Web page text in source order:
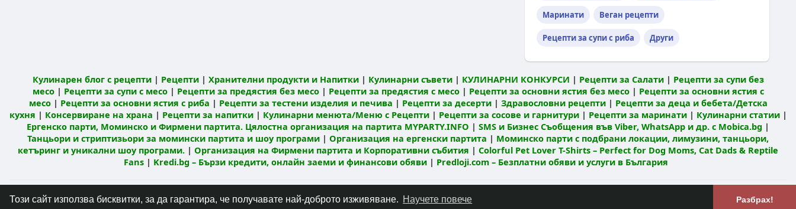
Този сайт използва бисквитки, за да гарантира, че получавате най-доброто изживяване. Научете повече Разбрах!
Маринати Веган рецепти
Рецепти за супи с риба Други
Кулинарен блог с рецепти| Рецепти| Хранителни продукти и Напитки| Кулинарни съвети| КУЛИНАРНИ КОНКУРСИ | Рецепти за Салати| Рецепти за супи без
месо| Рецепти за супи с месо| Рецепти за предястия без месо| Рецепти за предястия с месо| Рецепти за основни ястия без месо| Рецепти за основни ястия с
месо| Рецепти за основни ястия с риба | Рецепти за тестени изделия и печива | Рецепти за десерти| Здравословни рецепти| Рецепти за деца и бебета/Детска
кухня | Консервиране на храна | Рецепти за напитки| Кулинарни менюта/Меню с Рецепти| Рецепти за сосове и гарнитури| Рецепти за маринати| Кулинарни статии|
Ергенско парти, Моминско и Фирмени партита. Цялостна организация на партита MYPARTY.INFO | SMS и Бизнес Съобщения във Viber, WhatsApp и др. с Mobica.bg |
Танцьори и стриптизьори за момински партита и шоу програми | Организация на ергенски партита | Моминско парти с подбрани локации, лимузини, танцьори,
кетъринг и уникални шоу програми. | Организация на Фирмени партита и Корпоративни събития | Colorful Pet Lover T-Shirts – Perfect for Dog Moms, Cat Dads & Reptile
Fans | Kredi.bg – Бързи кредити, онлайн заеми и финансови обяви | Predloji.com – Безплатни обяви и услуги в България
© 2026 Кулинарна мрежа Mandja.bg Начало Относно Контакт Политика за поверителност Условия за ползване